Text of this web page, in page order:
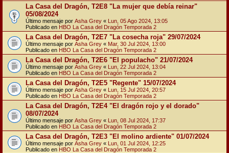
La Casa del Dragón, T2E8 "La mujer que debía reinar"
05/08/2024
Último mensaje por Asha Grey « Lun, 05 Ago 2024, 13:05
Publicado en HBO La Casa del Dragón Temporada 2
La Casa del Dragón, T2E7 "La cosecha roja" 29/07/2024
Último mensaje por Asha Grey « Mar, 30 Jul 2024, 13:00
Publicado en HBO La Casa del Dragón Temporada 2
La Casa del Dragón, T2E6 "El populacho" 21/07/2024
Último mensaje por Asha Grey « Lun, 22 Jul 2024, 13:04
Publicado en HBO La Casa del Dragón Temporada 2
La Casa del Dragón, T2E5 "Regente" 15/07/2024
Último mensaje por Asha Grey « Lun, 15 Jul 2024, 20:57
Publicado en HBO La Casa del Dragón Temporada 2
La Casa del Dragón, T2E4 "El dragón rojo y el dorado"
08/07/2024
Último mensaje por Asha Grey « Lun, 08 Jul 2024, 17:37
Publicado en HBO La Casa del Dragón Temporada 2
La Casa del Dragón, T2E3 "El molino ardiente" 01/07/2024
Último mensaje por Asha Grey « Lun, 01 Jul 2024, 12:25
Publicado en HBO La Casa del Dragón Temporada 2